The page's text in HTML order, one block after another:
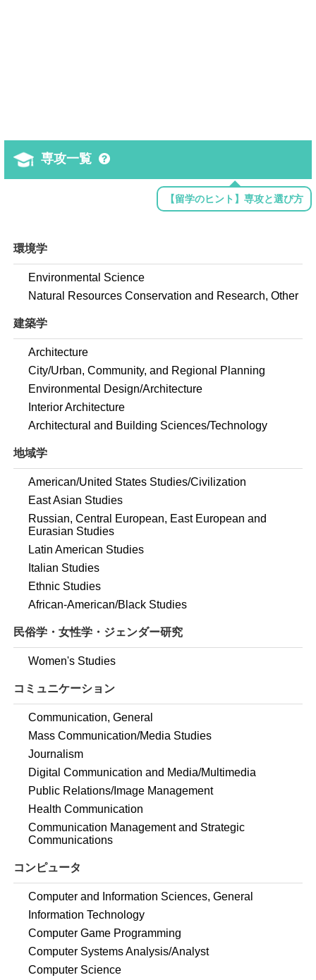
専攻一覧
【留学のヒント】専攻と選び方
環境学
Environmental Science
Natural Resources Conservation and Research, Other
建築学
Architecture
City/Urban, Community, and Regional Planning
Environmental Design/Architecture
Interior Architecture
Architectural and Building Sciences/Technology
地域学
American/United States Studies/Civilization
East Asian Studies
Russian, Central European, East European and
Eurasian Studies
Latin American Studies
Italian Studies
Ethnic Studies
African-American/Black Studies
民俗学・女性学・ジェンダー研究
Women's Studies
コミュニケーション
Communication, General
Mass Communication/Media Studies
Journalism
Digital Communication and Media/Multimedia
Public Relations/Image Management
Health Communication
Communication Management and Strategic
Communications
コンピュータ
Computer and Information Sciences, General
Information Technology
Computer Game Programming
Computer Systems Analysis/Analyst
Computer Science